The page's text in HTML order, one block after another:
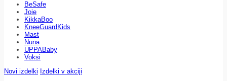
BeSafe
Joie
KikkaBoo
KneeGuardKids
Mast
Nuna
UPPABaby
Voksi
Novi izdelki Izdelki v akciji